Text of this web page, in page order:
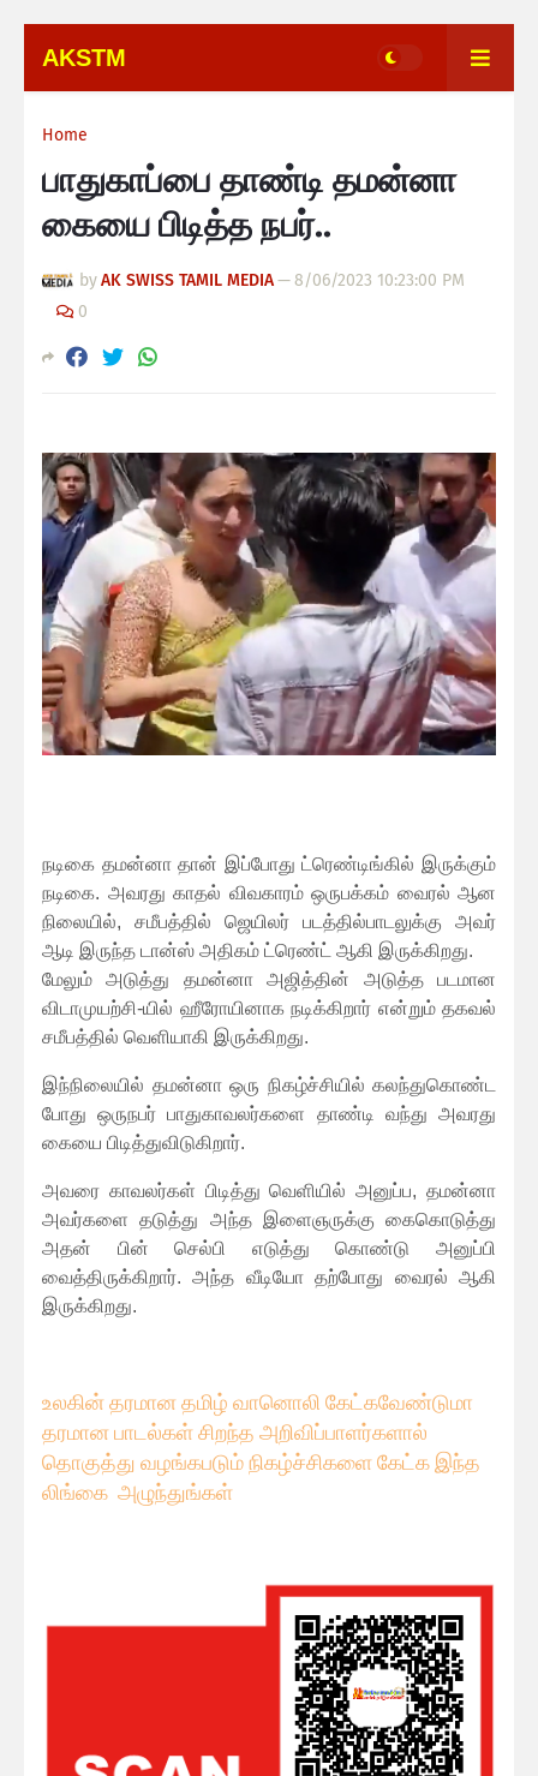
AKSTM
Home
பாதுகாப்பை தாண்டி தமன்னா
கையை பிடித்த நபர்..
byAK SWISS TAMIL MEDIA—8/06/2023 10:23:00 PM
0
நடிகை தமன்னா தான் இப்போது ட்ரெண்டிங்கில் இருக்கும்
நடிகை. அவரது காதல் விவகாரம் ஒருபக்கம் வைரல் ஆன
நிலையில், சமீபத்தில் ஜெயிலர் படத்தில்பாடலுக்கு அவர்
ஆடி இருந்த டான்ஸ் அதிகம் ட்ரெண்ட் ஆகி இருக்கிறது.
மேலும் அடுத்து தமன்னா அஜித்தின் அடுத்த படமான
விடாமுயற்சி-யில் ஹீரோயினாக நடிக்கிறார் என்றும் தகவல்
சமீபத்தில் வெளியாகி இருக்கிறது.
இந்நிலையில் தமன்னா ஒரு நிகழ்ச்சியில் கலந்துகொண்ட
போது ஒருநபர் பாதுகாவலர்களை தாண்டி வந்து அவரது
கையை பிடித்துவிடுகிறார்.
அவரை காவலர்கள் பிடித்து வெளியில் அனுப்ப, தமன்னா
அவர்களை தடுத்து அந்த இளைஞருக்கு கைகொடுத்து
அதன் பின் செல்பி எடுத்து கொண்டு அனுப்பி
வைத்திருக்கிறார். அந்த வீடியோ தற்போது வைரல் ஆகி
இருக்கிறது.
உலகின் தரமான தமிழ் வானொலி கேட்கவேண்டுமா
தரமான பாடல்கள் சிறந்த அறிவிப்பாளர்களால்
தொகுத்து வழங்கபடும் நிகழ்ச்சிகளை கேட்க இந்த
லிங்கை அழுந்துங்கள்